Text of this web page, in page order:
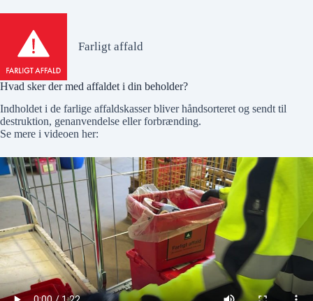
Farligt affald
Hvad sker der med affaldet i din beholder?
Indholdet i de farlige affaldskasser bliver håndsorteret og sendt til
destruktion, genanvendelse eller forbrænding.
Se mere i videoen her: